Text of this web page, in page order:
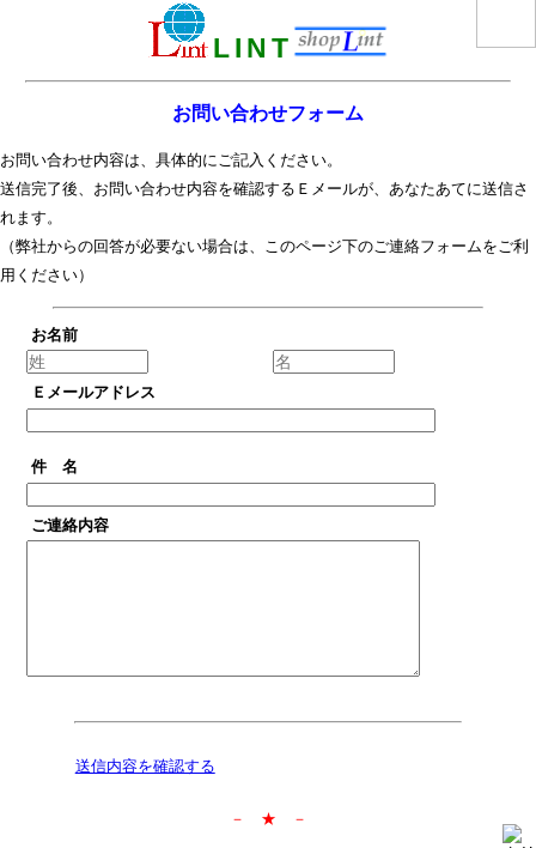
L I N T
お問い合わせフォーム
お問い合わせ内容は、具体的にご記入ください。
送信完了後、お問い合わせ内容を確認するＥメールが、あなたあてに送信さ
れます。
（弊社からの回答が必要ない場合は、このページ下のご連絡フォームをご利
用ください）
お名前
Ｅメールアドレス
件 名
ご連絡内容
送信内容を確認する
－ ★ －